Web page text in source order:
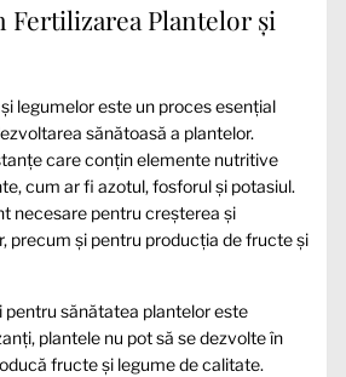
Plantelor și
legumelor este un proces esențial
sănătoasă a plantelor.
care conțin elemente nutritive
cum ar fi azotul, fosforul și potasiul.
necesare pentru creșterea și
precum și pentru producția de fructe și
sănătatea plantelor este
plantele nu pot să se dezvolte în
fructe și legume de calitate.